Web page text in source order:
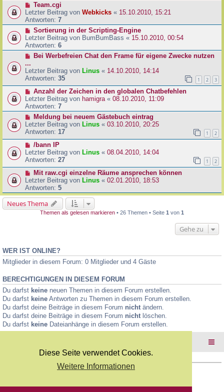
Diese Seite verwendet Cookies.
Weitere Informationen
Team.cgi
Letzter Beitrag von Webkicks « 15.10.2010, 15:21
Antworten: 7
Sortierung in der Scripting-Engine
Letzter Beitrag von BumBumBass « 15.10.2010, 00:54
Antworten: 6
Bei Werbefreien Chat den Frame für eigene Zwecke nutzen
...
Letzter Beitrag von Linus « 14.10.2010, 14:14
Antworten: 35 1 2 3
Anzahl der Zeichen in den globalen Chatbefehlen
Letzter Beitrag von hamigra « 08.10.2010, 11:09
Antworten: 7
Meldung bei neuem Gästebuch eintrag
Letzter Beitrag von Linus « 03.10.2010, 20:25
Antworten: 17 1 2
/bann IP
Letzter Beitrag von Linus « 08.04.2010, 14:04
Antworten: 27 1 2
Mit raw.cgi einzelne Räume ansprechen können
Letzter Beitrag von Linus « 02.01.2010, 18:53
Antworten: 5
Neues Thema
Themen als gelesen markieren • 26 Themen • Seite 1 von 1
Gehe zu
WER IST ONLINE?
Mitglieder in diesem Forum: 0 Mitglieder und 4 Gäste
BERECHTIGUNGEN IN DIESEM FORUM
Du darfst keine neuen Themen in diesem Forum erstellen.
Du darfst keine Antworten zu Themen in diesem Forum erstellen.
Du darfst deine Beiträge in diesem Forum nicht ändern.
Du darfst deine Beiträge in diesem Forum nicht löschen.
Du darfst keine Dateianhänge in diesem Forum erstellen.
Deutsche Übersetzung durchphpBB.de